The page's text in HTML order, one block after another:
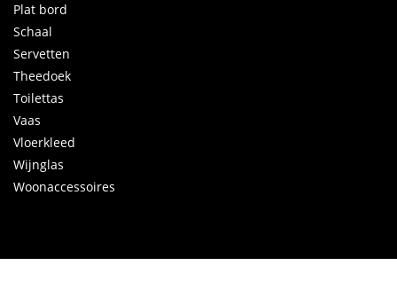
Plat bord
Schaal
Servetten
Theedoek
Toilettas
Vaas
Vloerkleed
Wijnglas
Woonaccessoires